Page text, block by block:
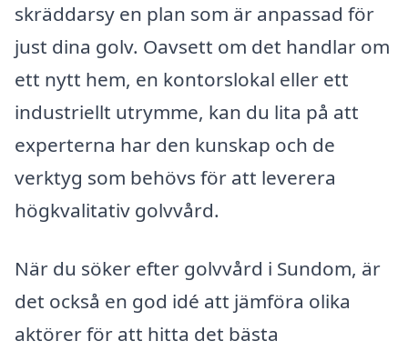
skräddarsy en plan som är anpassad för
just dina golv. Oavsett om det handlar om
ett nytt hem, en kontorslokal eller ett
industriellt utrymme, kan du lita på att
experterna har den kunskap och de
verktyg som behövs för att leverera
högkvalitativ golvvård.
När du söker efter golvvård i Sundom, är
det också en god idé att jämföra olika
aktörer för att hitta det bästa